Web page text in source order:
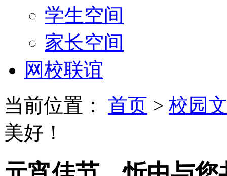
学生空间
家长空间
网校联谊
当前位置： 首页 > 校园
美好！